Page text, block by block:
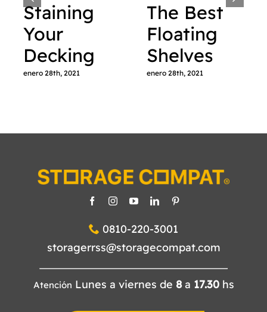
Staining
Your
Decking
enero 28th, 2021
The Best
Floating
Shelves
enero 28th, 2021
0810-220-3001
storagerrss@storagecompat.com
Atención Lunes a viernes de 8a 17.30hs